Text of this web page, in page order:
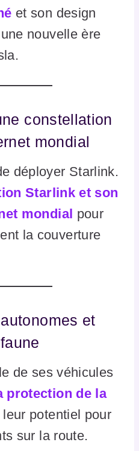
et son design
nouvelle ère
constellation
mondial
déployer Starlink.
Starlink et son
mondial pour
la couverture
et
de ses véhicules
protection de la
potentiel pour
sur la route.